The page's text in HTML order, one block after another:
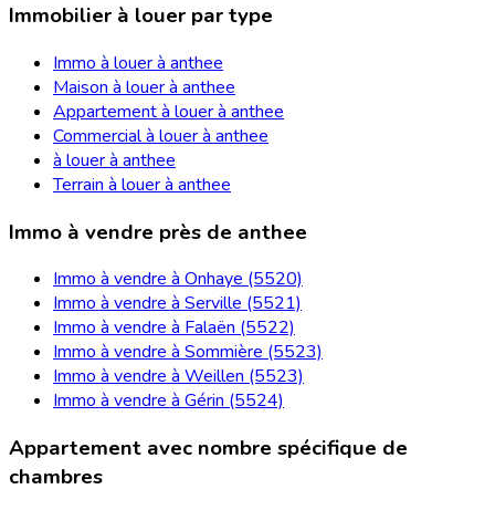
Immobilier à louer par type
Immo à louer à anthee
Maison à louer à anthee
Appartement à louer à anthee
Commercial à louer à anthee
à louer à anthee
Terrain à louer à anthee
Immo à vendre près de anthee
Immo à vendre à Onhaye (5520)
Immo à vendre à Serville (5521)
Immo à vendre à Falaën (5522)
Immo à vendre à Sommière (5523)
Immo à vendre à Weillen (5523)
Immo à vendre à Gérin (5524)
Appartement avec nombre spécifique de
chambres